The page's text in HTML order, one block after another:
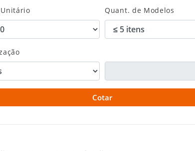
Unitário Quant. de Modelos